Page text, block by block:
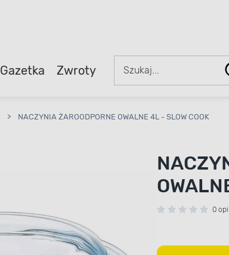
Gazetka Zwroty
> NACZYNIA ŻAROODPORNE OWALNE 4L - SLOW COOK
0